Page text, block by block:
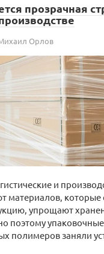
прозрачная
Орлов
и
материалов,
упрощают
поэтому
полимеров заняли